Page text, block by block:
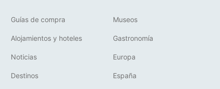
Guías de compra Museos
Alojamientos y hoteles Gastronomía
Noticias Europa
Destinos España